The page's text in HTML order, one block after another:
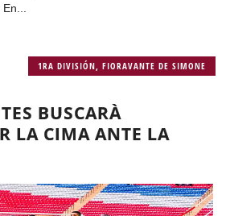
1RA DIVISIÓN ,FIORAVANTE DE SIMONE
BUSCARÀ
LA CIMA ANTE LA